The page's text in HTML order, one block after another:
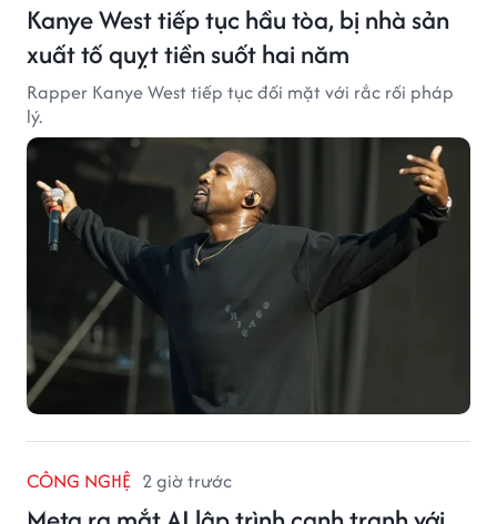
Kanye West tiếp tục hầu tòa, bị nhà sản
xuất tố quỵt tiền suốt hai năm
Rapper Kanye West tiếp tục đối mặt với rắc rối pháp
lý.
CÔNG NGHỆ 2 giờ trước